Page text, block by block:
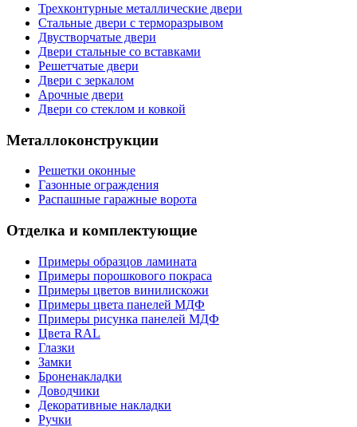
Трехконтурные металлические двери
Стальные двери с терморазрывом
Двустворчатые двери
Двери стальные со вставками
Решетчатые двери
Двери с зеркалом
Арочные двери
Двери со стеклом и ковкой
Металлоконструкции
Решетки оконные
Газонные ограждения
Распашные гаражные ворота
Отделка и комплектующие
Примеры образцов ламината
Примеры порошкового покраса
Примеры цветов винилискожи
Примеры цвета панелей МДФ
Примеры рисунка панелей МДФ
Цвета RAL
Глазки
Замки
Броненакладки
Доводчики
Декоративные накладки
Ручки